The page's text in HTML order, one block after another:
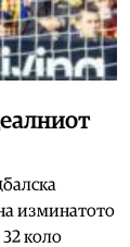
изминатото
коло